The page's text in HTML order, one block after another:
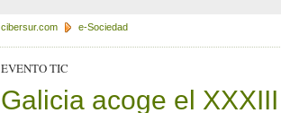
cibersur.com e-Sociedad
EVENTO TIC
Galicia acoge el